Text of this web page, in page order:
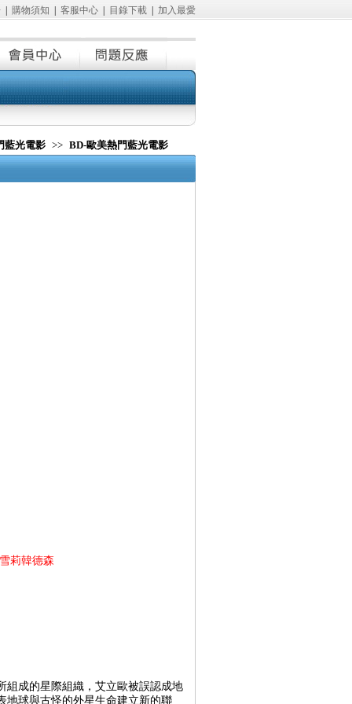
| 購物須知 客服中心| 目錄下載| 加入最愛
藍光電影 >> BD-歐美熱門藍光電影
莉韓德森
組成的星際組織，艾立歐被誤認成地
地球與古怪的外星生命建立新的聯